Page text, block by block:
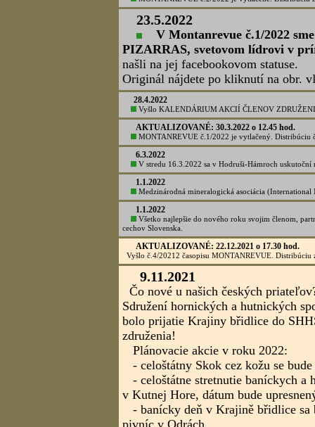
1.1.2023
Všetko najlepšie do nového roku svojim členom,
cechov Slovenska.
AKTUALIZOVANÉ:21.12.2022 o 12.25 hod.
MONTANREVUE č.4/2022 je vytlačený! Distribúcia
AKTUALIZOVANÉ: 1.9.2022 o 10.30 hod.
MONTANREVUE č.3/2022 je vytlačený! Časopis
dňoch 7.-11.9.2022.
28.7.2022
V Novej Bani sa v nedeľu 24.
200. výročia postavenia Baníckej
⚒ V roku 1822 v oblasti
halde postavili a vysvätili kaplnku
"Starom Handli". Baníci kaplnku
⚒ Banícka kaplnka bola kedysi
prosili o ochranu pri ťažkej a
poďakovali za šťastný návrat z
Anny sa zachovala dodnes.
ktoré organizovali Novobanský
členovia baníckych spolkov z
Ľubietovej.
Foto: Lubomír Lužina, koláž:
AKTUALIZOVANÉ: 24.7.2022 o 23.00 hod.
MONTANREVUE č.2/2022 je vytlačené. Distribúciu
23.5.2022
V Montanrevue č.1/2022
PIZARRAS, svetovom lídrovi v
našli na jej facebookovom statuse.
Originál nájdete po kliknutí na obr.